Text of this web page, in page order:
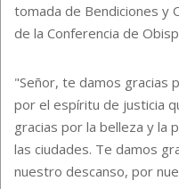
tomada de Bendiciones y
de la Conferencia de
"Señor, te damos gracias
por el espíritu de justicia
gracias por la belleza y la
las ciudades. Te damos
nuestro descanso, por